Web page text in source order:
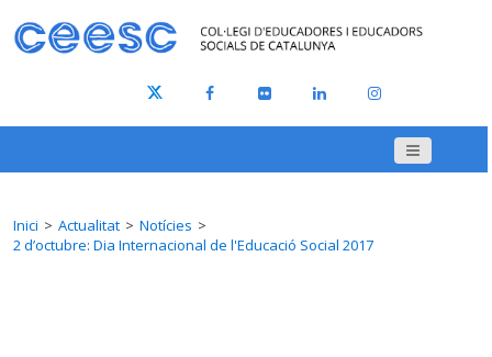
Inici Actualitat
Notícies
2 d’octubre: Dia Internacional de l'Educació Social 2017